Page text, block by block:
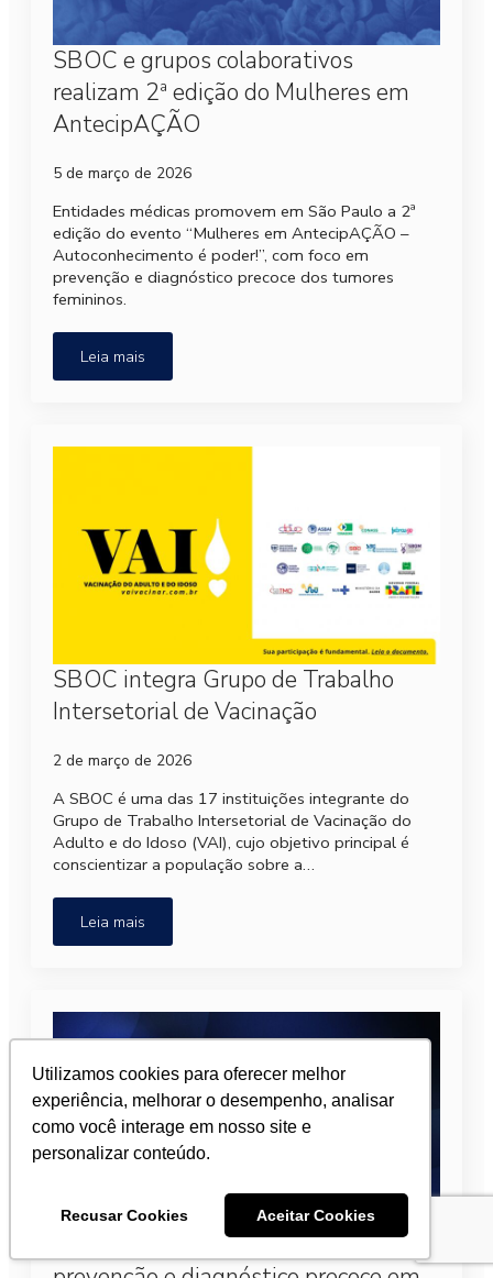
Utilizamos cookies para oferecer melhor
experiência, melhorar o desempenho, analisar
como você interage em nosso site e
personalizar conteúdo.
Recusar Cookies Aceitar Cookies
SBOC e grupos colaborativos
realizam 2ª edição do Mulheres em
AntecipAÇÃO
5 de março de 2026
Entidades médicas promovem em São Paulo a 2ª
edição do evento “Mulheres em AntecipAÇÃO –
Autoconhecimento é poder!”, com foco em
prevenção e diagnóstico precoce dos tumores
femininos.
Leia mais
SBOC integra Grupo de Trabalho
Intersetorial de Vacinação
2 de março de 2026
A SBOC é uma das 17 instituições integrante do
Grupo de Trabalho Intersetorial de Vacinação do
Adulto e do Idoso (VAI), cujo objetivo principal é
conscientizar a população sobre a…
Leia mais
Presidente da SBOC defende